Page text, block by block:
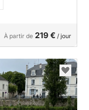
À partir de 219 € / jour